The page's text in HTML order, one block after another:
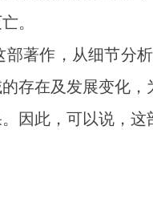
。
作，从细节分析
存在及发展变化
因此，可以说，